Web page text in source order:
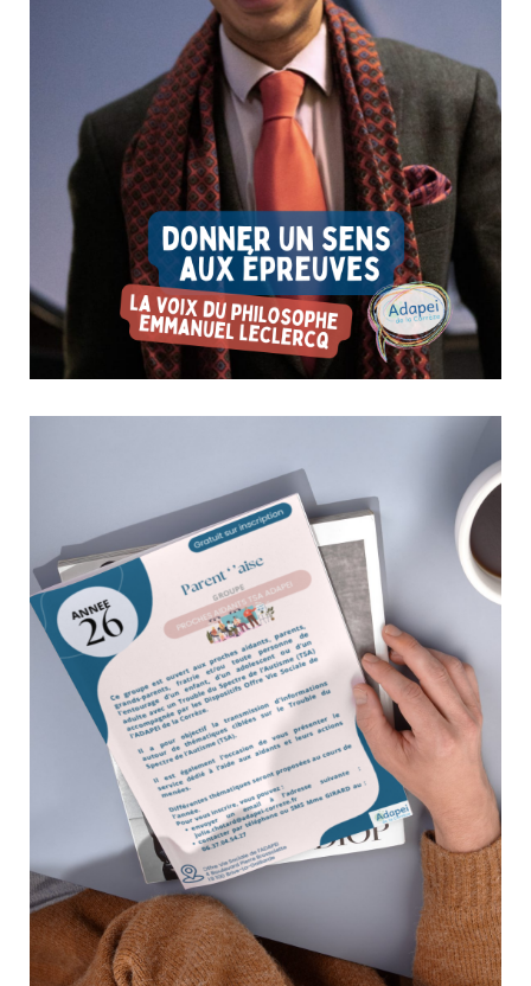
Emmanuel Leclercq, auteur et philosophe, interviendra aux
côtés de Fred Weis lors du ciné-débat autour du documentaire
Little Big Fred. Spécialiste des questions de résilience, de
transmission et de parcours de vie, il apportera un éclairage
philosophique et sensible...